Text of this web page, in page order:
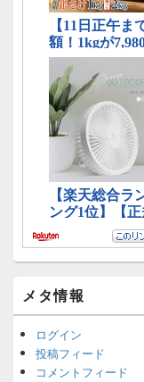
メタ情報
ログイン
投稿フィード
コメントフィード